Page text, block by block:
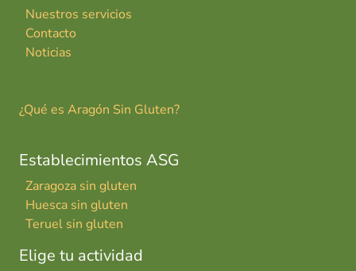
Nuestros servicios
Contacto
Noticias
¿Qué es Aragón Sin Gluten?
Establecimientos ASG
Zaragoza sin gluten
Huesca sin gluten
Teruel sin gluten
Elige tu actividad